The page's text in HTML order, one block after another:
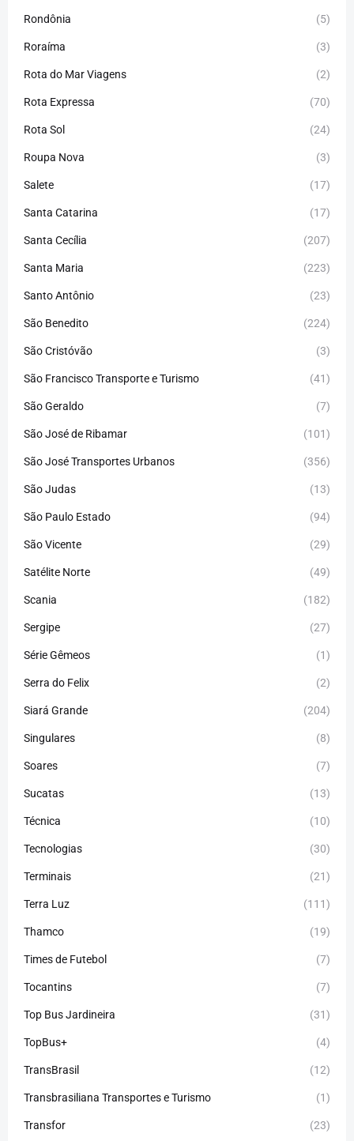
Rondônia (5)
Roraíma (3)
Rota do Mar Viagens (2)
Rota Expressa (70)
Rota Sol (24)
Roupa Nova (3)
Salete (17)
Santa Catarina (17)
Santa Cecília (207)
Santa Maria (223)
Santo Antônio (23)
São Benedito (224)
São Cristóvão (3)
São Francisco Transporte e Turismo (41)
São Geraldo (7)
São José de Ribamar (101)
São José Transportes Urbanos (356)
São Judas (13)
São Paulo Estado (94)
São Vicente (29)
Satélite Norte (49)
Scania (182)
Sergipe (27)
Série Gêmeos (1)
Serra do Felix (2)
Siará Grande (204)
Singulares (8)
Soares (7)
Sucatas (13)
Técnica (10)
Tecnologias (30)
Terminais (21)
Terra Luz (111)
Thamco (19)
Times de Futebol (7)
Tocantins (7)
Top Bus Jardineira (31)
TopBus+ (4)
TransBrasil (12)
Transbrasiliana Transportes e Turismo (1)
Transfor (23)